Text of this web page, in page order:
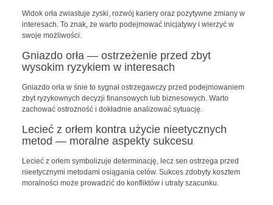
Widok orła zwiastuje zyski, rozwój kariery oraz pozytywne zmiany w
interesach. To znak, że warto podejmować inicjatywy i wierzyć w
swoje możliwości.
Gniazdo orła — ostrzeżenie przed zbyt
wysokim ryzykiem w interesach
Gniazdo orła w śnie to sygnał ostrzegawczy przed podejmowaniem
zbyt ryzykownych decyzji finansowych lub biznesowych. Warto
zachować ostrożność i dokładnie analizować sytuację.
Lecieć z orłem kontra użycie nieetycznych
metod — moralne aspekty sukcesu
Lecieć z orłem symbolizuje determinację, lecz sen ostrzega przed
nieetycznymi metodami osiągania celów. Sukces zdobyty kosztem
moralności może prowadzić do konfliktów i utraty szacunku.